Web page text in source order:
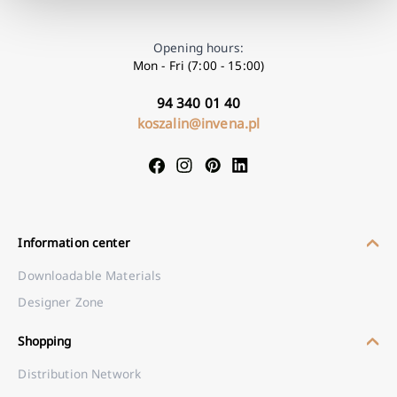
Opening hours:
Mon - Fri (7:00 - 15:00)
94 340 01 40
koszalin@invena.pl
Information center
Downloadable Materials
Designer Zone
Shopping
Distribution Network